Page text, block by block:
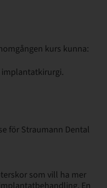
kurs kunna:
för Straumann Dental
som vill ha mer